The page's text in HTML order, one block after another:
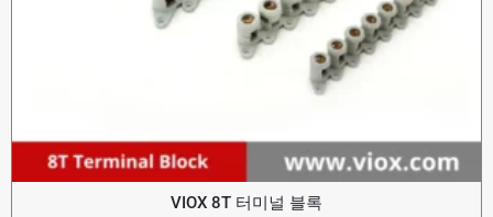
VIOX 8T 터미널 블록